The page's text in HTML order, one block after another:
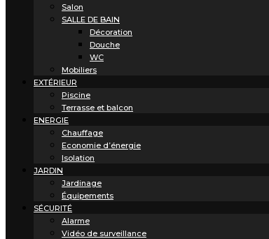
Salon
SALLE DE BAIN
Décoration
Douche
WC
Mobiliers
EXTÉRIEUR
Piscine
Terrasse et balcon
ENERGIE
Chauffage
Economie d’énergie
Isolation
JARDIN
Jardinage
Équipements
SÉCURITÉ
Alarme
Vidéo de surveillance